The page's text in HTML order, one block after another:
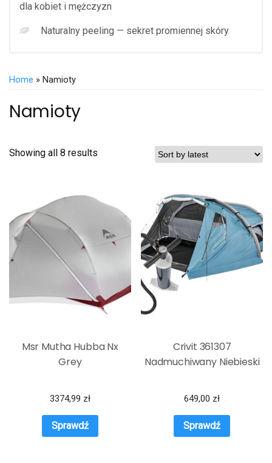
dla kobiet i mężczyzn
Naturalny peeling — sekret promiennej skóry
Home » Namioty
Namioty
Showing all 8 results
Msr Mutha Hubba Nx
Grey
3374,99 zł
Sprawdź
Crivit 361307
Nadmuchiwany Niebieski
649,00 zł
Sprawdź